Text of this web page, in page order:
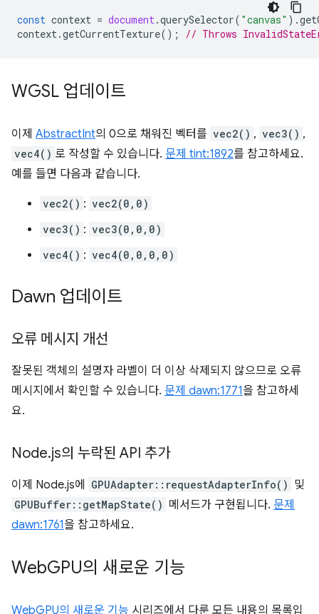
const context = document.querySelector( "canvas" ).
context.getCurrentTexture(); // Throws
WGSL 업데이트
이제 AbstractInt의 0으로 채워진 벡터를 vec2() , vec3() ,
vec4() 로 작성할 수 있습니다. 문제 tint:1892를 참고하세요.
예를 들면 다음과 같습니다.
vec2() : vec2(0,0)
vec3() : vec3(0,0,0)
vec4() : vec4(0,0,0,0)
Dawn 업데이트
오류 메시지 개선
잘못된 객체의 설명자 라벨이 더 이상 삭제되지 않으므로 오류
메시지에서 확인할 수 있습니다. 문제 dawn:1771을 참고하세
요.
Node.js의 누락된 API 추가
이제 Node.js에 GPUAdapter::requestAdapterInfo() 및
GPUBuffer::getMapState() 메서드가 구현됩니다. 문제
dawn:1761을 참고하세요.
WebGPU의 새로운 기능
WebGPU의 새로운 기능 시리즈에서 다룬 모든 내용의 목록입